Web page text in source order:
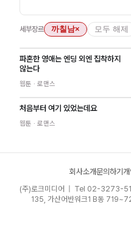
세부장르 까칠남× 모두 해제
파혼한 영애는 엔딩 외엔 집착하지
않는다
웹툰 · 로맨스
처음부터 여기 있었는데요
웹툰 · 로맨스
회사소개문의하기
(주)로크미디어 | Tel 02-3273-
135, 가산어반워크1 B동